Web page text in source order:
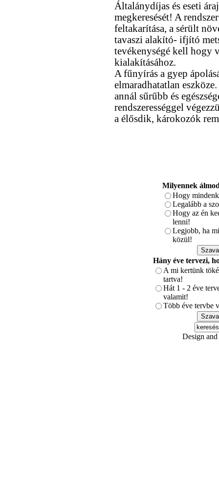
Általánydíjas és eseti
megkeresését! A
feltakarítása, a sérült
tavaszi alakító- ifjító
tevékenységé kell hogy
kialakításához.
A fűnyírás a gyep
elmaradhatatlan
annál sűrűbb és
rendszerességgel
a élősdik, károkozók
Milyennek
Hogy
Legalább a
Hogy az én
lenni!
Legjobb, ha
közül!
Hány éve tervezi,
A mi kertünk
tartva!
Hát 1 - 2 éve
valamit!
Több éve tervbe
Design